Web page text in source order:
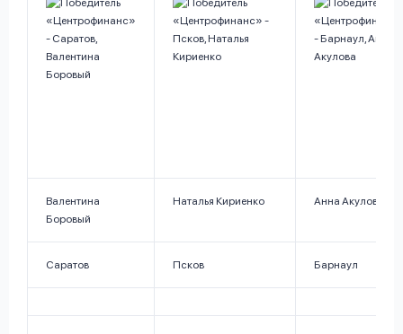
Валентина
Боровый
Наталья Кириенко Анна Акулова
Саратов Псков Барнаул